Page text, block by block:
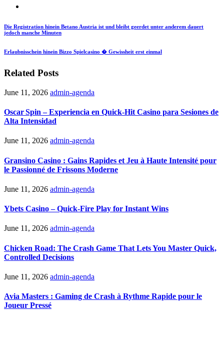
Die Registration hinein Betano Austria ist und bleibt geerdet unter anderem dauert
jedoch manche Minuten
Erlaubnisschein hinein Bizzo Spielcasino � Gewissheit erst einmal
Related Posts
June 11, 2026 admin-agenda
Oscar Spin – Experiencia en Quick‑Hit Casino para Sesiones de
Alta Intensidad
June 11, 2026 admin-agenda
Gransino Casino : Gains Rapides et Jeu à Haute Intensité pour
le Passionné de Frissons Moderne
June 11, 2026 admin-agenda
Ybets Casino – Quick‑Fire Play for Instant Wins
June 11, 2026 admin-agenda
Chicken Road: The Crash Game That Lets You Master Quick,
Controlled Decisions
June 11, 2026 admin-agenda
Avia Masters : Gaming de Crash à Rythme Rapide pour le
Joueur Pressé